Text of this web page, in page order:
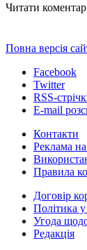
Читати
Повна версія
Facebook
Twitter
RSS-
E-mail
Контакти
Реклама на
Правила
Договір
Політика
Угода
Редакція